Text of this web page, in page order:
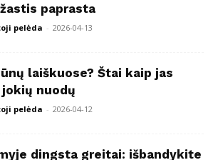
paprasta
pelėda - 2026-04-13
laiškuose? Štai kaip jas
nuodų
pelėda - 2026-04-12
dingsta greitai: išbandykite